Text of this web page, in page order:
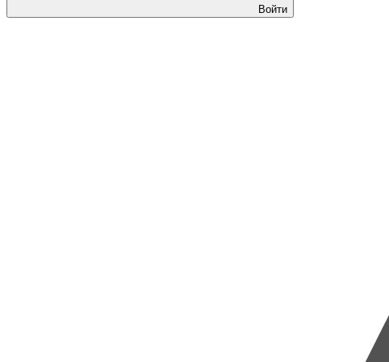
Войти